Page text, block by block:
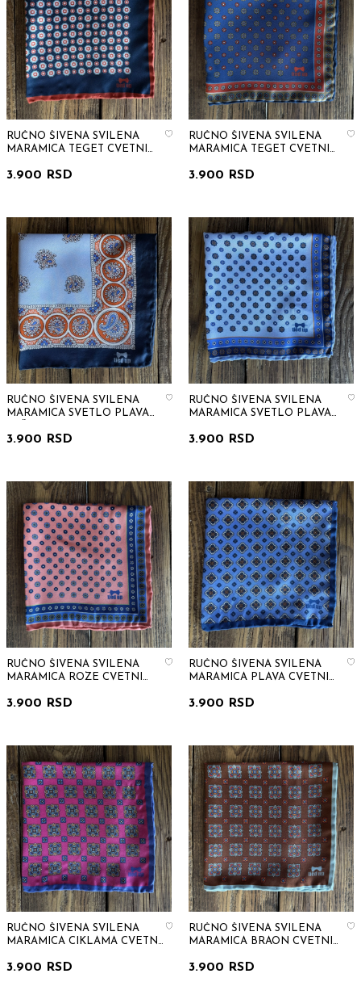
RUČNO ŠIVENA SVILENA
MARAMICA TEGET CVETNI
3.900 RSD
RUČNO ŠIVENA SVILENA
MARAMICA TEGET CVETNI
3.900 RSD
RUČNO ŠIVENA SVILENA
MARAMICA SVETLO PLAVA
3.900 RSD
RUČNO ŠIVENA SVILENA
MARAMICA SVETLO PLAVA
3.900 RSD
RUČNO ŠIVENA SVILENA
MARAMICA ROZE CVETNI
3.900 RSD
RUČNO ŠIVENA SVILENA
MARAMICA PLAVA CVETNI
3.900 RSD
RUČNO ŠIVENA SVILENA
MARAMICA CIKLAMA CVETNI
3.900 RSD
RUČNO ŠIVENA SVILENA
MARAMICA BRAON CVETNI
3.900 RSD